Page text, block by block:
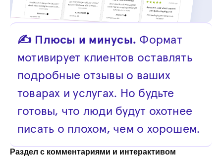
✍ Плюсы и минусы. Формат
мотивирует клиентов оставлять
подробные отзывы о ваших
товарах и услугах. Но будьте
готовы, что люди будут охотнее
писать о плохом, чем о хорошем.
Раздел с комментариями и интерактивом